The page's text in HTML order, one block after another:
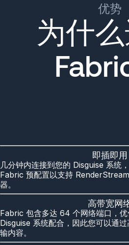
优势
为什
即插即用
几分钟内连接到您的 Disguise 系统
Fabric 预配置以支持
器。
高带宽网
Fabric 包含多达 64 个网络端口，
Disguise 系统配合，因此您可以通
输内容。